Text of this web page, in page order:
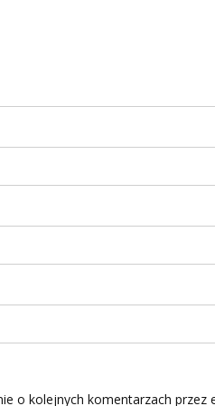
o kolejnych komentarzach przez